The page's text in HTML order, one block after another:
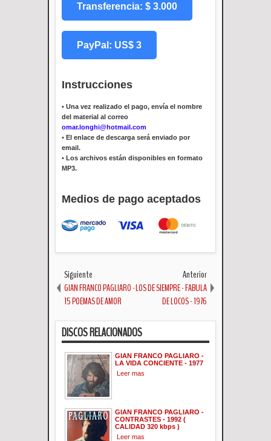
Transferencia: $ 3.000
PayPal: US$ 3
Instrucciones
• Una vez realizado el pago, envía el nombre
del material al correo
omar.longhi@hotmail.com
• El enlace de descarga será enviado por
email.
• Los archivos están disponibles en formato
MP3.
Medios de pago aceptados
Siguiente
GIAN FRANCO PAGLIARO -
15 POEMAS DE AMOR
Anterior
LOS DE SIEMPRE - FABULA
DE LOCOS - 1976
DISCOS RELACIONADOS
GIAN FRANCO PAGLIARO -
LA VIDA CONCIENTE - 1977
Leer mas
GIAN FRANCO PAGLIARO -
CONTRASTES - 1992 (
CALIDAD 320 kbps )
Leer mas